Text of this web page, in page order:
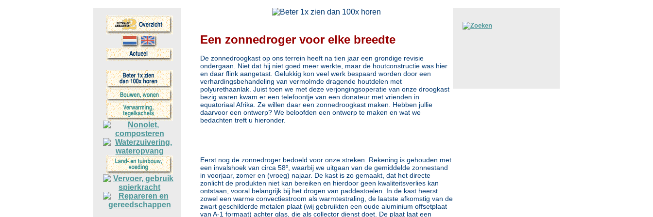
Een zonnedroger voor elke breedte
De zonnedroogkast op ons terrein heeft na tien jaar een grondige revisie
ondergaan. Niet dat hij niet goed meer werkte, maar de houtconstructie was hier
en daar flink aangetast. Gelukkig kon veel werk bespaard worden door een
verhardingsbehandeling van vermolmde dragende houtdelen met
polyurethaanlak. Juist toen we met deze verjongingsoperatie van onze droogkast
bezig waren kwam er een telefoontje van een donateur met vrienden in
equatoriaal Afrika. Ze willen daar een zonnedroogkast maken. Hebben jullie
daarvoor een ontwerp? We beloofden een ontwerp te maken en wat we
bedachten treft u hieronder.
Eerst nog de zonnedroger bedoeld voor onze streken. Rekening is gehouden met
een invalshoek van circa 58º, waarbij we uitgaan van de gemiddelde zonnestand
in voorjaar, zomer en (vroeg) najaar. De kast is zo gemaakt, dat het directe
zonlicht de produkten niet kan bereiken en hierdoor geen kwaliteitsverlies kan
ontstaan, vooral belangrijk bij het drogen van paddestoelen. In de kast heerst
zowel een warme convectiestroom als warmtestraling, de laatste afkomstig van de
zwart geschilderde metalen plaat (wij gebruikten een oude aluminium offsetplaat
van A-1 formaat) achter glas, die als collector dienst doet. De plaat laat een